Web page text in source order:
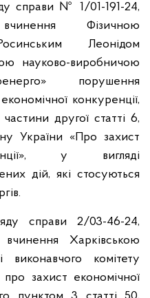
справи № 1/01-191-24,
вчинення Фізичною
Леонідом
науково-виробничою
порушення
конкуренції,
другої статті 6,
України «Про захист
у вигляді
дій, які стосуються
справи 2/03-46-24,
Харківською
комітету
захист економічної